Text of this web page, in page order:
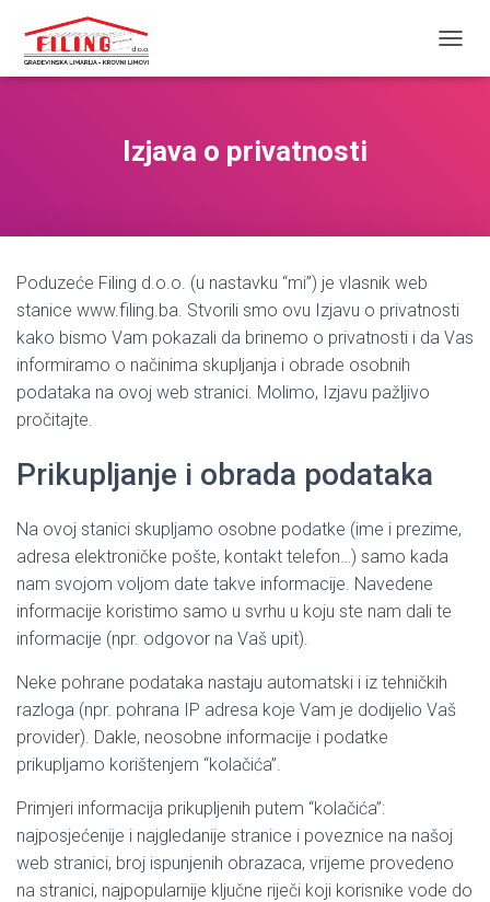
O
T
O
Izjava o privatnosti
Poduzeće Filing d.o.o. (u nastavku “mi”) je vlasnik web
stanice www.filing.ba. Stvorili smo ovu Izjavu o privatnosti
kako bismo Vam pokazali da brinemo o privatnosti i da Vas
informiramo o načinima skupljanja i obrade osobnih
podataka na ovoj web stranici. Molimo, Izjavu pažljivo
pročitajte.
Prikupljanje i obrada podataka
Na ovoj stanici skupljamo osobne podatke (ime i prezime,
adresa elektroničke pošte, kontakt telefon…) samo kada
nam svojom voljom date takve informacije. Navedene
informacije koristimo samo u svrhu u koju ste nam dali te
informacije (npr. odgovor na Vaš upit).
Neke pohrane podataka nastaju automatski i iz tehničkih
razloga (npr. pohrana IP adresa koje Vam je dodijelio Vaš
provider). Dakle, neosobne informacije i podatke
prikupljamo korištenjem “kolačića”.
Primjeri informacija prikupljenih putem “kolačića”:
najposjećenije i najgledanije stranice i poveznice na našoj
web stranici, broj ispunjenih obrazaca, vrijeme provedeno
na stranici, najpopularnije ključne riječi koji korisnike vode do